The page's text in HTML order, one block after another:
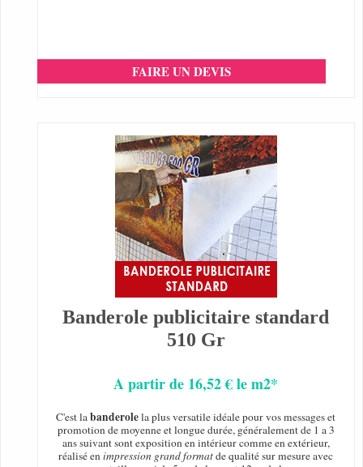
FAIRE UN DEVIS
Banderole publicitaire standard
510 Gr
A partir de 16,52 € le m2*
C'est labanderolela plus versatile idéale pour vos messages et
promotion de moyenne et longue durée, généralement de 1 a 3
ans suivant sont exposition en intérieur comme en extérieur,
réalisé enimpression grand formatde qualité sur mesure avec